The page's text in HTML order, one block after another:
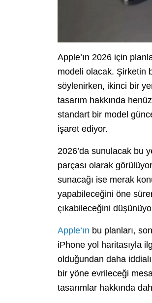
Apple’ın 2026 için
modeli olacak. Şirketin
söylenirken, ikinci bir
tasarım hakkında
standart bir model
işaret ediyor.
2026’da sunulacak bu
parçası olarak
sunacağı ise merak
yapabileceğini öne
çıkabileceğini
Apple’ın bu planları,
iPhone yol haritasıyla
olduğundan daha
bir yöne evrileceği
tasarımlar hakkında